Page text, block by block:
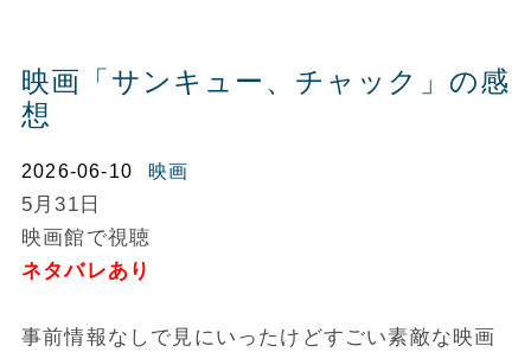
映画「サンキュー、チャック」の感
想
2026-06-10 映画
5月31日
映画館で視聴
ネタバレあり
事前情報なしで見にいったけどすごい素敵な映画